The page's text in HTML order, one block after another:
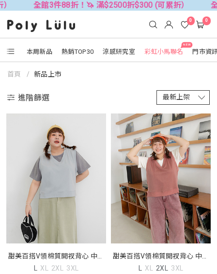
全館3件88折！🦄 滿$2500折$300 (可累折）
本周新品 熱銷TOP30 涼感研究室
NEW
彩虹小馬聯名 門市資
0 0
首頁 新品上市
進階篩選
甜美百搭V領棉質開衩背心 中大
尺碼上衣
L XL 2XL 3XL
甜美百搭V領棉質開衩背心 中大
尺碼上衣
L XL 2XL 3XL